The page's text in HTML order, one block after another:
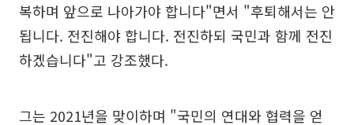
복하며 앞으로 나아가야 합니다"면서 "후퇴해서는 안
됩니다. 전진해야 합니다. 전진하되 국민과 함께 전진
하겠습니다"고 강조했다.
그는 2021년을 맞이하며 "국민의 연대와 협력을 얻